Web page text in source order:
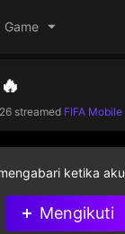
Game
streamed FIFA Mobile
ketika aku
Mengikuti